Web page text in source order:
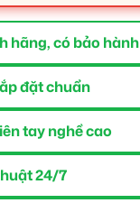
hãng, có bảo hành
đặt chuẩn
tay nghề cao
24/7